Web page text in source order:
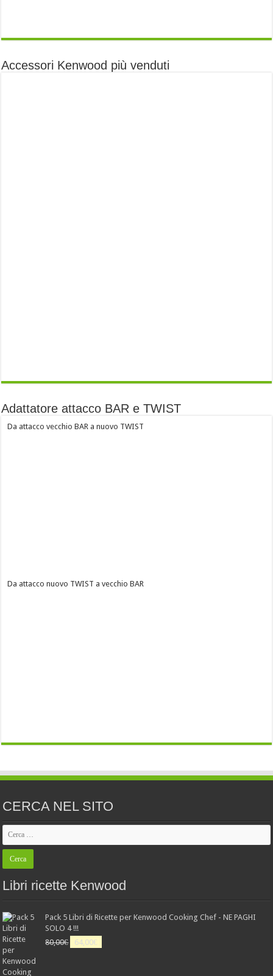
Accessori Kenwood più venduti
Adattatore attacco BAR e TWIST
Da attacco vecchio BAR a nuovo TWIST
Da attacco nuovo TWIST a vecchio BAR
CERCA NEL SITO
Libri ricette Kenwood
Pack 5 Libri di Ricette per Kenwood Cooking Chef - NE PAGHI
SOLO 4 !!!
80,00€ 64,00€